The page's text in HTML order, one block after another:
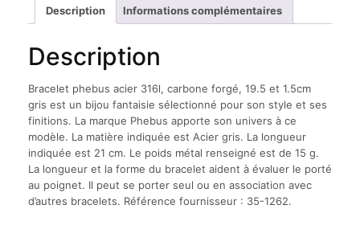
forgé,
19.5
1.5cm
Description Informations complémentaires
Description
Bracelet phebus acier 316l, carbone forgé, 19.5 et 1.5cm
gris est un bijou fantaisie sélectionné pour son style et ses
finitions. La marque Phebus apporte son univers à ce
modèle. La matière indiquée est Acier gris. La longueur
indiquée est 21 cm. Le poids métal renseigné est de 15 g.
La longueur et la forme du bracelet aident à évaluer le porté
au poignet. Il peut se porter seul ou en association avec
d’autres bracelets. Référence fournisseur : 35-1262.